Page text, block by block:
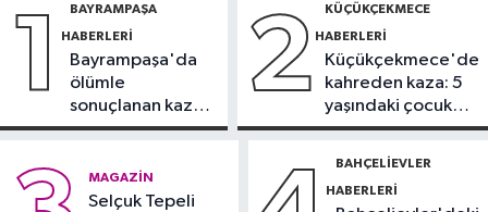
yağış ve fırtına geliyor
Ekonomi
Gram ve külçe satışları geriledi
09:05
1 BAYRAMPAŞA
HABERLERI
Bayrampaşa'da
ölümle
sonuçlanan kaza:
Sürücü
2 KÜÇÜKÇEKMECE
HABERLERI
Küçükçekmece'de
kahreden kaza: 5
yaşındaki çocuk
yoğun bakımda
MAGAZIN
Selçuk Tepeli
BAHÇELIEVLER
HABERLERI